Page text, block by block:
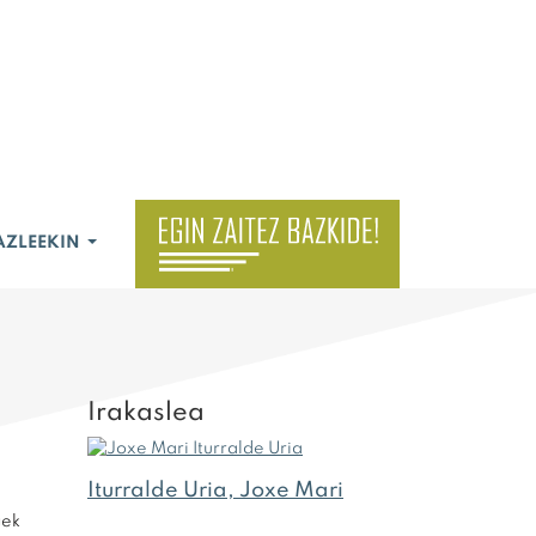
Irakaslea
Iturralde Uria, Joxe Mari